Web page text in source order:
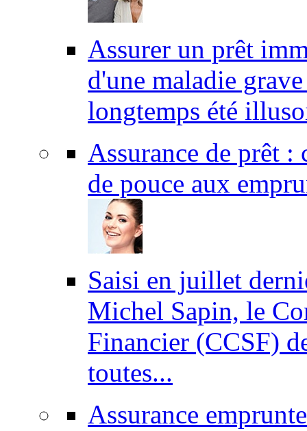
Assurer un prêt
d'une maladie
longtemps été
Assurance de prêt :
de pouce aux
Saisi en juillet
Michel Sapin, le
Financier (CCSF)
toutes...
Assurance